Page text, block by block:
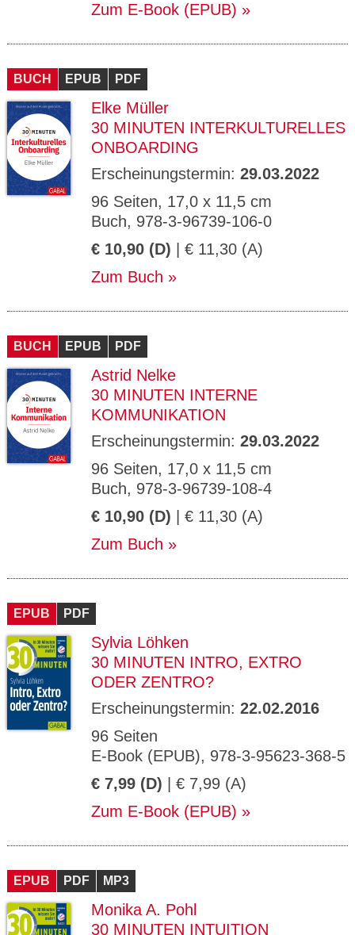
Zum E-Book (EPUB)
BUCH EPUB PDF
Elke Müller
30 MINUTEN INTERKULTURELLES
ONBOARDING
Erscheinungstermin: 29.03.2022
96 Seiten, 17,0 x 11,5 cm
Buch, 978-3-96739-106-0
€ 10,90 (D) | € 11,30 (A)
Zum Buch
BUCH EPUB PDF
Astrid Nelke
30 MINUTEN INTERNE
KOMMUNIKATION
Erscheinungstermin: 29.03.2022
96 Seiten, 17,0 x 11,5 cm
Buch, 978-3-96739-108-4
€ 10,90 (D) | € 11,30 (A)
Zum Buch
EPUB PDF
Sylvia Löhken
30 MINUTEN INTRO, EXTRO
ODER ZENTRO?
Erscheinungstermin: 22.02.2016
96 Seiten
E-Book (EPUB), 978-3-95623-368-5
€ 7,99 (D) | € 7,99 (A)
Zum E-Book (EPUB)
EPUB PDF MP3
Monika A. Pohl
30 MINUTEN INTUITION